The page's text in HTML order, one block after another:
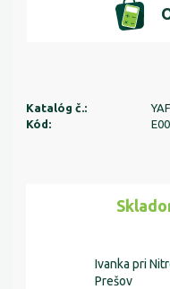
Katalóg č.:
Kód:
Ivanka pri
Prešov